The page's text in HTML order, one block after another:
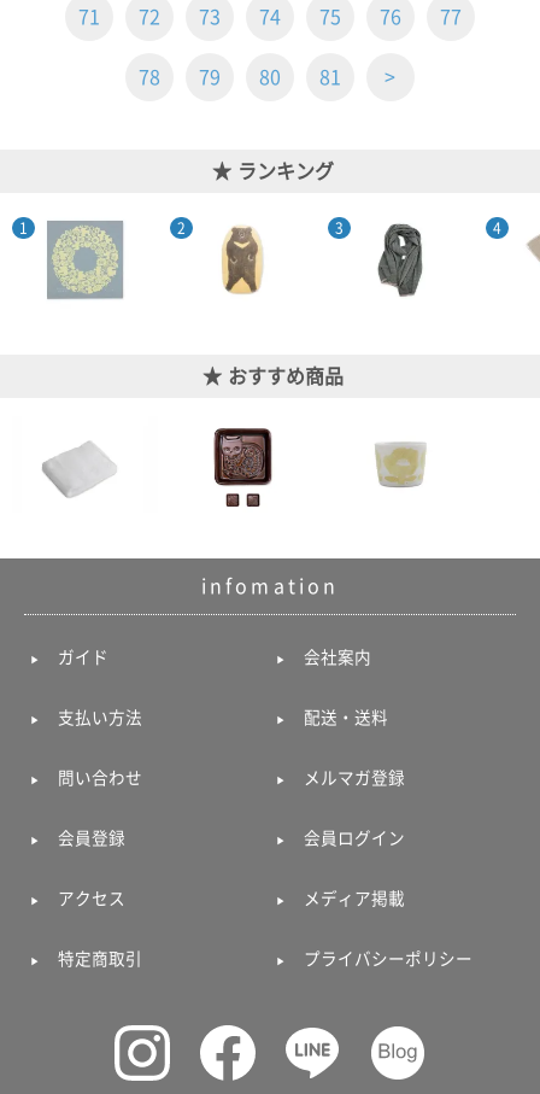
71 72 73 74 75 76 77
78 79 80 81 >
ランキング
おすすめ商品
infomation
ガイド 会社案内
支払い方法 配送・送料
問い合わせ メルマガ登録
会員登録 会員ログイン
アクセス メディア掲載
特定商取引 プライバシーポリシー